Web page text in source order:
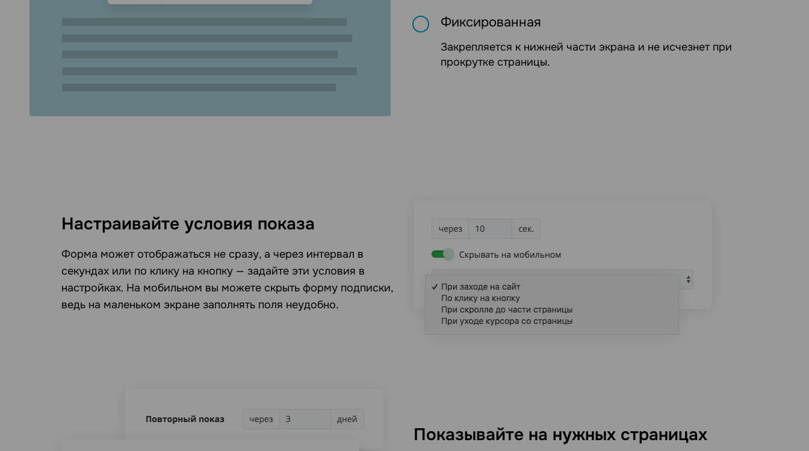
Фиксированная
Закрепляется к нижней части экрана и не исчезнет при
прокрутке страницы.
Настраивайте условия показа
Форма может отображаться не сразу, а через интервал в
секундах или по клику на кнопку — задайте эти условия в
настройках. На мобильном вы можете скрыть форму подписки,
ведь на маленьком экране заполнять поля неудобно.
Показывайте на нужных страницах